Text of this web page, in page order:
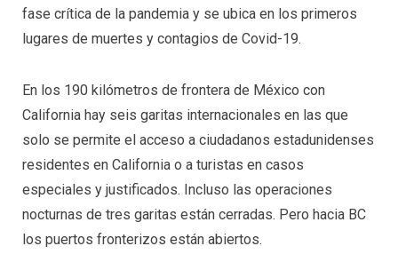
fase crítica de la pandemia y se ubica en los primeros
lugares de muertes y contagios de Covid-19.
En los 190 kilómetros de frontera de México con
California hay seis garitas internacionales en las que
solo se permite el acceso a ciudadanos estadunidenses
residentes en California o a turistas en casos
especiales y justificados. Incluso las operaciones
nocturnas de tres garitas están cerradas. Pero hacia BC
los puertos fronterizos están abiertos.